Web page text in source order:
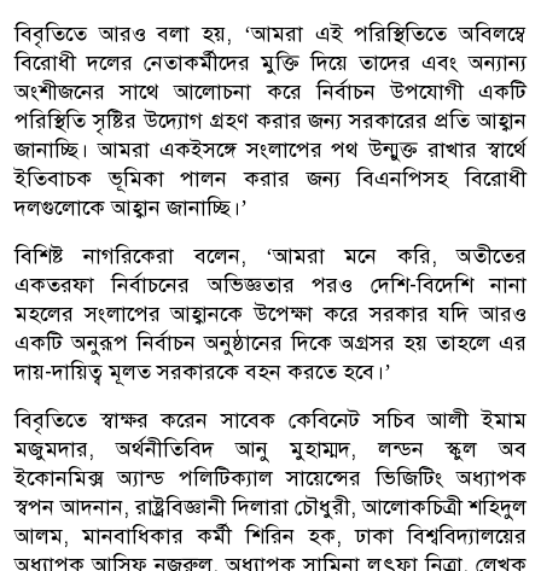
বিবৃতিতে আরও বলা হয়, ‘আমরা এই পরিস্থিতিতে অবিলম্বে
বিরোধী দলের নেতাকর্মীদের মুক্তি দিয়ে তাদের এবং অন্যান্য
অংশীজনের সাথে আলোচনা করে নির্বাচন উপযোগী একটি
পরিস্থিতি সৃষ্টির উদ্যোগ গ্রহণ করার জন্য সরকারের প্রতি আহ্বান
জানাচ্ছি। আমরা একইসঙ্গে সংলাপের পথ উন্মুক্ত রাখার স্বার্থে
ইতিবাচক ভূমিকা পালন করার জন্য বিএনপিসহ বিরোধী
দলগুলোকে আহ্বান জানাচ্ছি।’
বিশিষ্ট নাগরিকেরা বলেন, ‘আমরা মনে করি, অতীতের
একতরফা নির্বাচনের অভিজ্ঞতার পরও দেশি-বিদেশি নানা
মহলের সংলাপের আহ্বানকে উপেক্ষা করে সরকার যদি আরও
একটি অনুরূপ নির্বাচন অনুষ্ঠানের দিকে অগ্রসর হয় তাহলে এর
দায়-দায়িত্ব মূলত সরকারকে বহন করতে হবে।’
বিবৃতিতে স্বাক্ষর করেন সাবেক কেবিনেট সচিব আলী ইমাম
মজুমদার, অর্থনীতিবিদ আনু মুহাম্মদ, লন্ডন স্কুল অব
ইকোনমিক্স অ্যান্ড পলিটিক্যাল সায়েন্সের ভিজিটিং অধ্যাপক
স্বপন আদনান, রাষ্ট্রবিজ্ঞানী দিলারা চৌধুরী, আলোকচিত্রী শহিদুল
আলম, মানবাধিকার কর্মী শিরিন হক, ঢাকা বিশ্ববিদ্যালয়ের
অধ্যাপক আসিফ নজরুল, অধ্যাপক সামিনা লুৎফা নিত্রা, লেখক